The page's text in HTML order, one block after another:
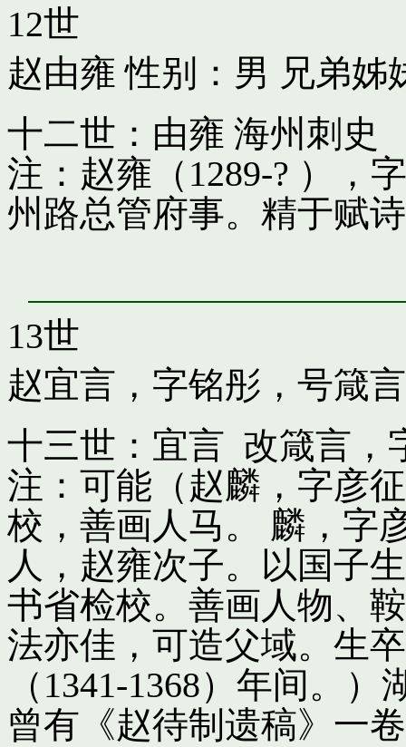
12世
赵由雍 性别：男 兄弟姊
十二世：由雍 海州刺史
注：赵雍（1289-? ），
州路总管府事。精于赋
13世
赵宜言，字铭彤，号箴言
十三世：宜言 改箴言，
注：可能（赵麟，字彦
校，善画人马。 麟，字
人，赵雍次子。以国子
书省检校。善画人物、
法亦佳，可造父域。生
（1341-1368）年间。
曾有《赵待制遗稿》一